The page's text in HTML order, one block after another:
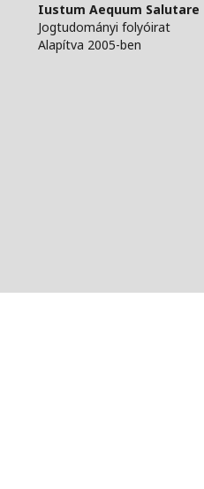
Iustum Aequum Salutare
Jogtudományi folyóirat
Alapítva 2005-ben